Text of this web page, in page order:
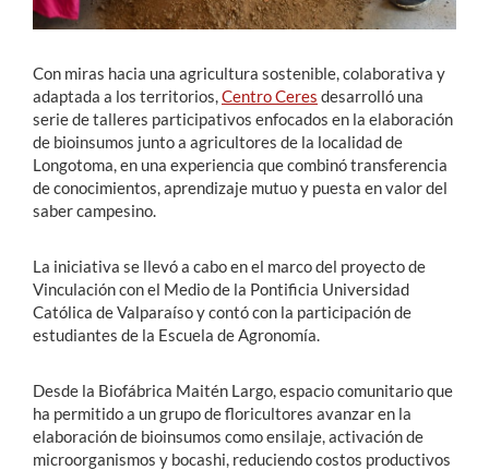
English
Con miras hacia una agricultura sostenible, colaborativa y
adaptada a los territorios, Centro Ceres desarrolló una
serie de talleres participativos enfocados en la elaboración
de bioinsumos junto a agricultores de la localidad de
Longotoma, en una experiencia que combinó transferencia
de conocimientos, aprendizaje mutuo y puesta en valor del
saber campesino.
La iniciativa se llevó a cabo en el marco del proyecto de
Vinculación con el Medio de la Pontificia Universidad
Católica de Valparaíso y contó con la participación de
estudiantes de la Escuela de Agronomía.
Desde la Biofábrica Maitén Largo, espacio comunitario que
ha permitido a un grupo de floricultores avanzar en la
elaboración de bioinsumos como ensilaje, activación de
microorganismos y bocashi, reduciendo costos productivos